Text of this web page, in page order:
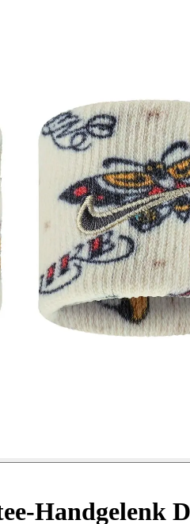
Handgelenk